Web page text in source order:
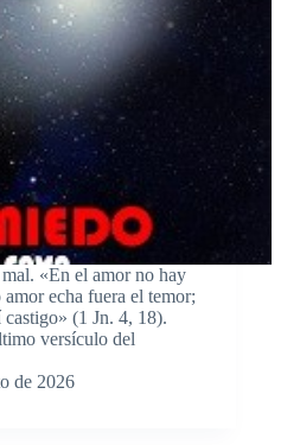
«En el amor no hay
echa fuera el temor;
(1 Jn. 4, 18).
versículo del
de 2026